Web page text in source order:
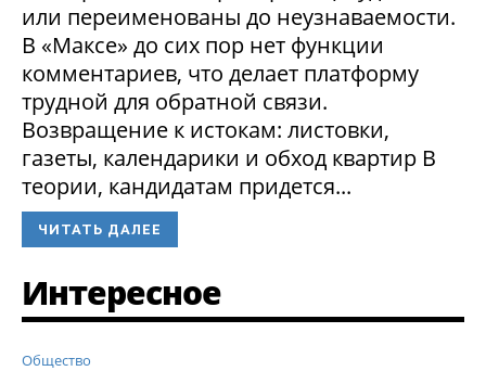
или переименованы до неузнаваемости.
В «Максе» до сих пор нет функции
комментариев, что делает платформу
трудной для обратной связи.
Возвращение к истокам: листовки,
газеты, календарики и обход квартир В
теории, кандидатам придется...
ЧИТАТЬ ДАЛЕЕ
Интересное
Общество